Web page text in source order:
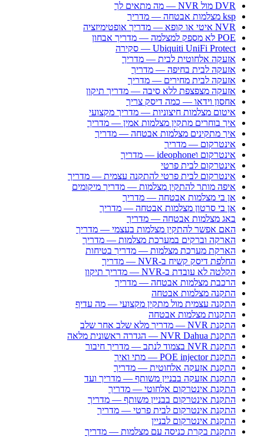
DVR מול NVR — מה מתאים לך
ksp מצלמות אבטחה — מדריך
NVR איטי או קופא — מדריך אופטימיזציה
POE לא מספק למצלמה — מדריך אבחון
Ubiquiti UniFi Protect — סקירה
אזעקה אלחוטית לבית — מדריך
אזעקה לבית בחיפה — מדריך
אזעקה לבית מחירים — מדריך
אזעקה מצפצפת ללא סיבה — מדריך תיקון
אחסון וידאו — כמה דיסק צריך
איטום מצלמות חיצוניות — מדריך מקצועי
איך בוחרים מתקין מצלמות אמין — מדריך
איך מתקינים מצלמות אבטחה — מדריך
אינטרקום — מדריך
אינטרקום וideophone — מדריך
אינטרקום לבית פרטי
אינטרקום לבית פרטי להתקנה עצמית — מדריך
איפה מותר להתקין מצלמות — מדריך מיקומים
אן בי מצלמות אבטחה — מדריך
אן בי סרטון מצלמות אבטחה — מדריך
באג מצלמות אבטחה — מדריך
האם אפשר להתקין מצלמות בעצמי — מדריך
הארקה וברקים במערכת מצלמות — מדריך
הארקת מערכת מצלמות — מדריך בטיחות
החלפת דיסק קשיח ב-NVR — מדריך
הקלטה לא עובדת ב-NVR — מדריך תיקון
הרכבת מצלמות אבטחה — מדריך
התקנה מצלמות אבטחה
התקנה עצמית מול מתקין מקצועי — מה עדיף
התקנות מצלמות אבטחה
התקנת NVR — מדריך מלא שלב אחר שלב
התקנת NVR Dahua — הגדרה ראשונית מלאה
התקנת NVR בצמוד לנתב — מדריך חיבור
התקנת POE injector — מתי ואיך
התקנת אזעקה אלחוטית — מדריך
התקנת אזעקה בבניין משותף — מדריך ועד
התקנת אינטרקום אלחוטי — מדריך
התקנת אינטרקום בבניין משותף — מדריך
התקנת אינטרקום לבית פרטי — מדריך
התקנת אינטרקום לבניין
התקנת בקרת כניסה עם מצלמות — מדריך